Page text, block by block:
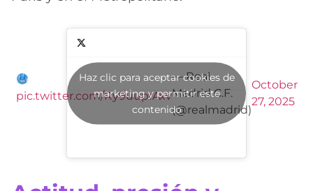
pic.twitter.com/Ry9uuprAxv
— Real
Madrid C.F.
(@realmadrid)
October
27, 2025
Haz clic para aceptar cookies de
marketing y permitir este
contenido